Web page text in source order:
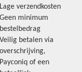
Lage verzendkosten
Geen minimum
bestelbedrag
Veilig betalen via
overschrijving,
Payconiq of een